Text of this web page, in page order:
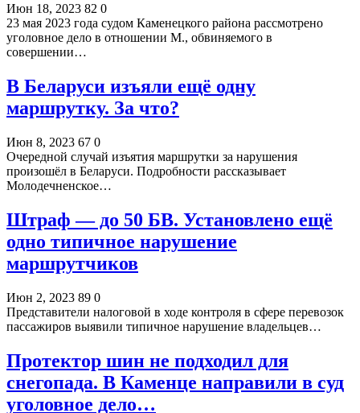
Июн 18, 2023 82 0
23 мая 2023 года судом Каменецкого района рассмотрено
уголовное дело в отношении М., обвиняемого в
совершении…
В Беларуси изъяли ещё одну
маршрутку. За что?
Июн 8, 2023 67 0
Очередной случай изъятия маршрутки за нарушения
произошёл в Беларуси. Подробности рассказывает
Молодечненское…
Штраф — до 50 БВ. Установлено ещё
одно типичное нарушение
маршрутчиков
Июн 2, 2023 89 0
Представители налоговой в ходе контроля в сфере перевозок
пассажиров выявили типичное нарушение владельцев…
Протектор шин не подходил для
снегопада. В Каменце направили в суд
уголовное дело…